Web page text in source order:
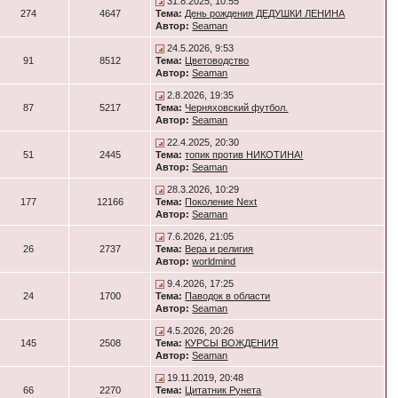
274 4647
Тема: День рождения ДЕДУШКИ ЛЕНИНА
Автор: Seaman
91 8512
24.5.2026, 9:53
Тема: Цветоводство
Автор: Seaman
87 5217
2.8.2026, 19:35
Тема: Черняховский футбол.
Автор: Seaman
51 2445
22.4.2025, 20:30
Тема: топик против НИКОТИНА!
Автор: Seaman
177 12166
28.3.2026, 10:29
Тема: Поколение Next
Автор: Seaman
26 2737
7.6.2026, 21:05
Тема: Вера и религия
Автор: worldmind
24 1700
9.4.2026, 17:25
Тема: Паводок в области
Автор: Seaman
145 2508
4.5.2026, 20:26
Тема: КУРСЫ ВОЖДЕНИЯ
Автор: Seaman
66 2270
19.11.2019, 20:48
Тема: Цитатник Рунета